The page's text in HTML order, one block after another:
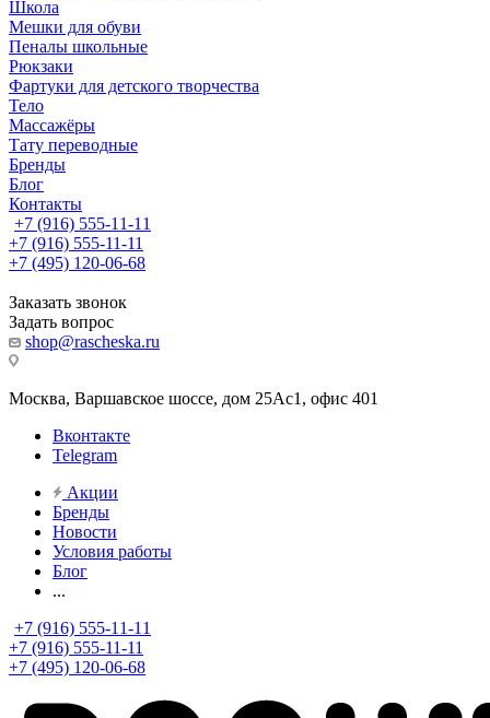
Школа
Мешки для обуви
Пеналы школьные
Рюкзаки
Фартуки для детского творчества
Тело
Массажёры
Тату переводные
Бренды
Блог
Контакты
+7 (916) 555-11-11
+7 (916) 555-11-11
+7 (495) 120-06-68
Заказать звонок
Задать вопрос
shop@rascheska.ru
Москва, Варшавское шоссе, дом 25Аc1, офис 401
Вконтакте
Telegram
Акции
Бренды
Новости
Условия работы
Блог
...
+7 (916) 555-11-11
+7 (916) 555-11-11
+7 (495) 120-06-68